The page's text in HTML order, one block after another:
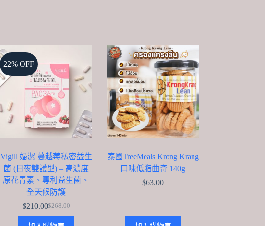
22% OFF
Vigill 婦潔 蔓越莓私密益生
菌 (日夜雙護型) – 高濃度
原花青素、專利益生菌、
全天候防護
$268.00
Original
price
$210.00Current
price
泰國TreeMeals Krong Krang
口味低脂曲奇 140g
$63.00